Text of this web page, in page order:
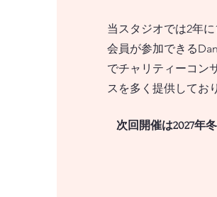
当スタジオでは2年
会員が参加できる
でチャリティーコン
スを多く提供してお
次回開催は2027年